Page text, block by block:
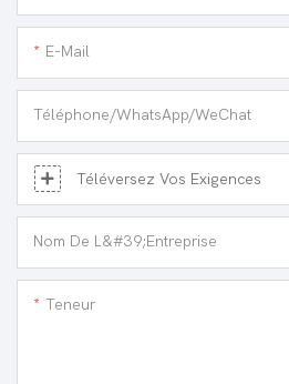
E-Mail
Téléphone/WhatsApp/WeChat
Téléversez Vos Exigences
Nom De L&#39;entreprise
Teneur